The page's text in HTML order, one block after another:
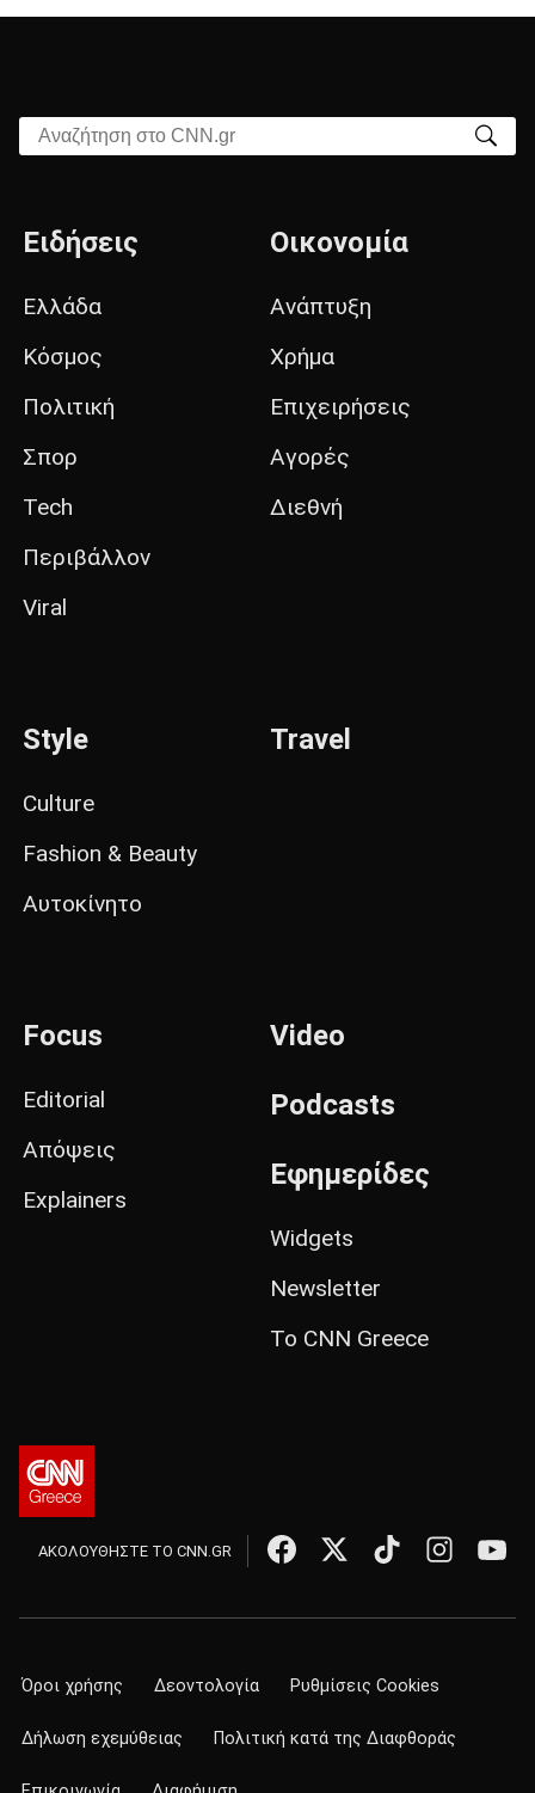
Αναζήτηση στο CNN.gr
Ειδήσεις
Ελλάδα
Κόσμος
Πολιτική
Σπορ
Tech
Περιβάλλον
Viral
Οικονομία
Ανάπτυξη
Χρήμα
Επιχειρήσεις
Αγορές
Διεθνή
Style
Culture
Fashion & Beauty
Αυτοκίνητο
Travel
Focus
Editorial
Απόψεις
Explainers
Video
Podcasts
Εφημερίδες
Widgets
Newsletter
Το CNN Greece
ΑΚΟΛΟΥΘΗΣΤΕ ΤΟ CNN.GR
Όροι χρήσης Δεοντολογία Ρυθμίσεις Cookies
Δήλωση εχεμύθειας Πολιτική κατά της Διαφθοράς